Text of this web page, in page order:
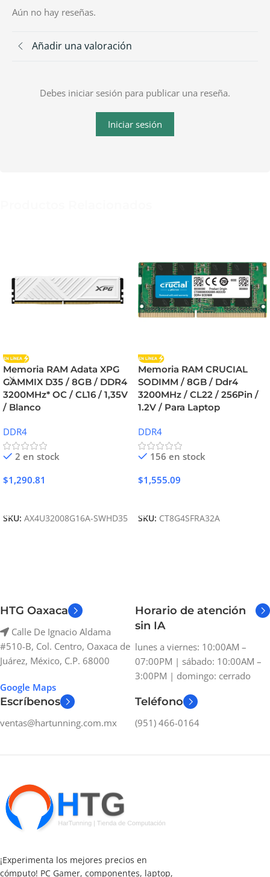
Aún no hay reseñas.
Añadir una valoración
Debes iniciar sesión para publicar una reseña.
Iniciar sesión
Memoria RAM Adata XPG
GAMMIX D35 / 8GB / DDR4
3200MHz* OC / CL16 / 1,35V
/ Blanco
DDR4
2 en stock
$1,290.81
SKU: AX4U32008G16A-SWHD35
Memoria RAM CRUCIAL
SODIMM / 8GB / Ddr4
3200MHz / CL22 / 256Pin /
1.2V / Para Laptop
DDR4
156 en stock
$1,555.09
SKU: CT8G4SFRA32A
HTG Oaxaca
Calle De Ignacio Aldama
#510-B, Col. Centro, Oaxaca de
Juárez, México, C.P. 68000
Google Maps
Horario de atención
sin IA
lunes a viernes: 10:00AM –
07:00PM | sábado: 10:00AM –
3:00PM | domingo: cerrado
Escríbenos
ventas@hartunning.com.mx
Teléfono
(951) 466-0164
¡Experimenta los mejores precios en
cómputo! PC Gamer, componentes, laptop,